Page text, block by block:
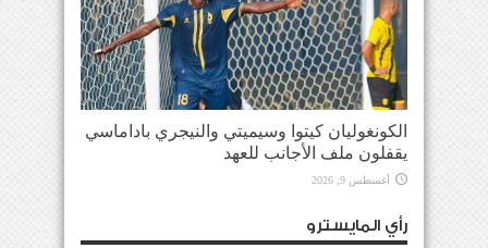
الكونغوليان كيتوا وسيميتي والنيجري باداماسي
يقفلون ملف الأجانب للعهد
أغسطس 9, 2026
رأي المايسترو